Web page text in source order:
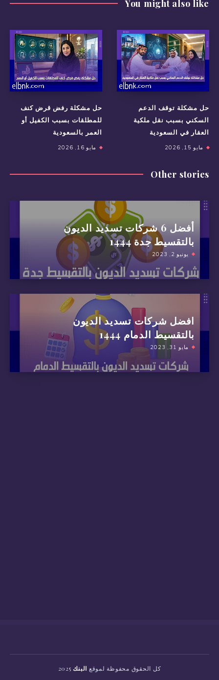
You might also like
حل مشكلة رفض قرض كنف
للمطلقات بسبب الكفيل أو
العمر بالسعودية
مايو 16, 2026
حل مشكلة توقف الدعم
السكني بسبب نقل ملكية
العقار في السعودية
مايو 15, 2026
Other stories
أفضل 6 شركات تسديد الديون
بالتقسيط جدة 1444
يونيو 2, 2023
افضل شركات تسديد الديون
بالتقسيط الدمام 1444
مايو 31, 2023
كل الحقوق محفوظة لموقع البنك